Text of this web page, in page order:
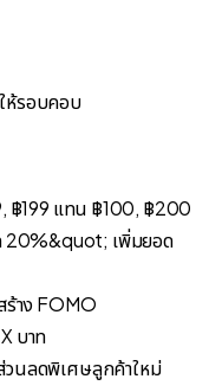
ห้รอบคอบ
฿199 แทน ฿100, ฿200
20%&quot; เพิ่มยอด
ร้าง FOMO
บาท
วนลดพิเศษลูกค้าใหม่